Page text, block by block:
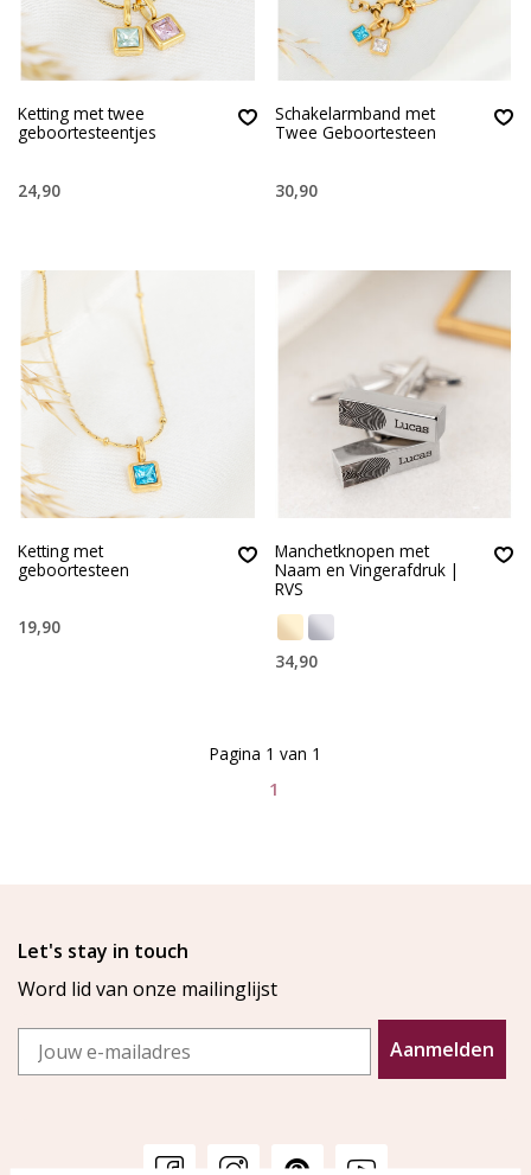
Ketting met twee
geboortesteentjes
24,90
Schakelarmband met
Twee Geboortesteen
30,90
Ketting met
geboortesteen
19,90
Manchetknopen met
Naam en Vingerafdruk |
RVS
34,90
1
Pagina 1 van 1
Let's stay in touch
Word lid van onze mailinglijst
Email
Aanmelden